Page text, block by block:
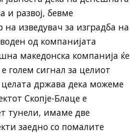
и развој, бевме
изведувач за изградба на
од компанијата
македонска компанија ќе
голем сигнал за целиот
целата држава дека можеме
Скопје-Блаце е
тунели, имаме две
заедно со помалите